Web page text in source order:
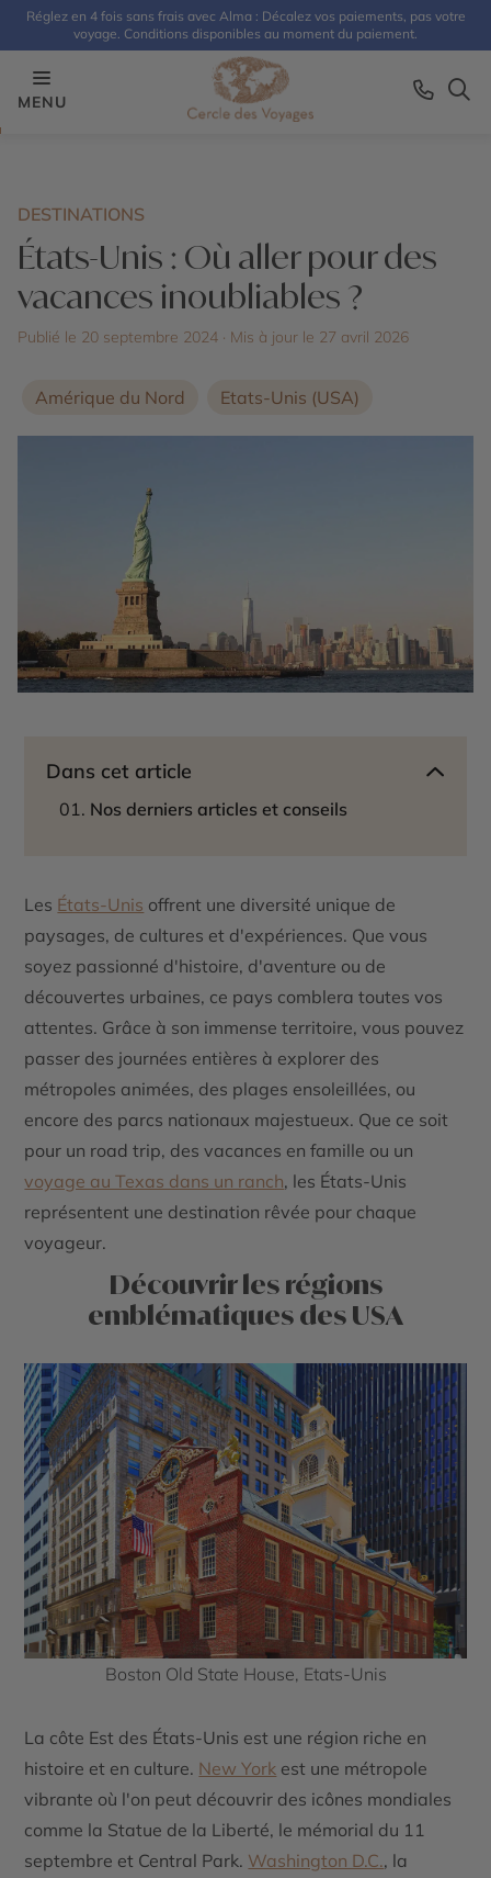
Réglez en 4 fois sans frais avec Alma : Décalez vos paiements, pas votre
voyage. Conditions disponibles au moment du paiement.
MENU
DESTINATIONS
États-Unis : Où aller pour des
vacances inoubliables ?
Publié le 20 septembre 2024 · Mis à jour le 27 avril 2026
Amérique du Nord Etats-Unis (USA)
Dans cet article
Nos derniers articles et conseils
Les États-Unis offrent une diversité unique de
paysages, de cultures et d'expériences. Que vous
soyez passionné d'histoire, d'aventure ou de
découvertes urbaines, ce pays comblera toutes vos
attentes. Grâce à son immense territoire, vous pouvez
passer des journées entières à explorer des
métropoles animées, des plages ensoleillées, ou
encore des parcs nationaux majestueux. Que ce soit
pour un road trip, des vacances en famille ou un
voyage au Texas dans un ranch, les États-Unis
représentent une destination rêvée pour chaque
voyageur.
Découvrir les régions
emblématiques des USA
Boston Old State House, Etats-Unis
La côte Est des États-Unis est une région riche en
histoire et en culture. New York est une métropole
vibrante où l'on peut découvrir des icônes mondiales
comme la Statue de la Liberté, le mémorial du 11
septembre et Central Park. Washington D.C., la